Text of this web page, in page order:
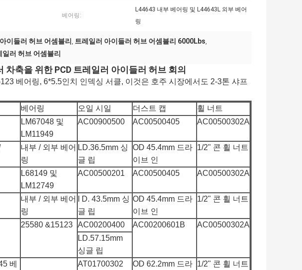
베어링:
L44643 내부 베어링 및 L44643L 외부 베어
링
이들러 허브 어셈블리 , 트레일러 아이들러 허브 어셈블리 6000Lbs,
러 허브 어셈블리
축을 위한 PCD 트레일러 아이들러 허브 회의
베어링, 6*5.5인치 인덱싱 서클, 이것은 호주 시장에서도 2-3톤 샤프
베어링 오일 시일 더스트 캡
휠 너트
LM67048 및
LM11949
AC00900500 AC00500405 AC00500302A
내부 / 외부 베어
링
LD.36.5mm 싱
글 립
OD 45.4mm 드라
이브 인
1/2" 콘 휠 너트
L68149 및
LM12749
AC00500201 AC00500405 AC00500302A
내부 / 외부 베어
링
I D. 43.5mm 싱
글 립
OD 45.4mm 드라
이브 인
1/2" 콘 휠 너트
25580 &15123 AC00200400 AC00200601B
AC00500302A
LD.57.15mm
싱글 립
베
AT01700302
OD 62.2mm 드라 1/2" 콘 휠 너트